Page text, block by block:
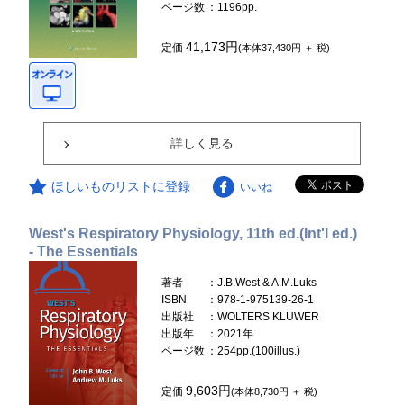
ページ数 ：1196pp.
定価41,173円(本体37,430円 ＋ 税)
詳しく見る
ほしいものリストに登録 いいね
West's Respiratory Physiology, 11th ed.(Int'l ed.)
- The Essentials
著者
：J.B.West & A.M.Luks
ISBN
：978-1-975139-26-1
出版社
：WOLTERS KLUWER
出版年
：2021年
ページ数 ：254pp.(100illus.)
定価9,603円(本体8,730円 ＋ 税)